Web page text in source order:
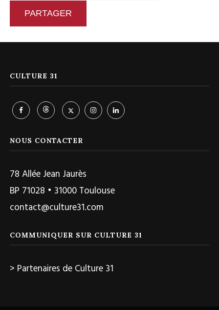
PARTAGER
CULTURE 31
NOUS CONTACTER
78 Allée Jean Jaurès
BP 71028 • 31000 Toulouse
contact@culture31.com
COMMUNIQUER SUR CULTURE 31
> Partenaires de Culture 31